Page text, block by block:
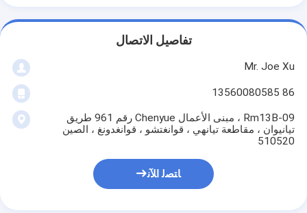
تفاصيل الاتصال
Mr. Joe Xu
86 13560080585
Rm13B-09 ، مبنى الأعمال Chenyue رقم 961 طريق
تيانيوان ، مقاطعة تيانهي ، قوانغتشو ، قوانغدونغ ، الصين
510520
ﺎﺘﺼﻟ ﺍﻶﻧ